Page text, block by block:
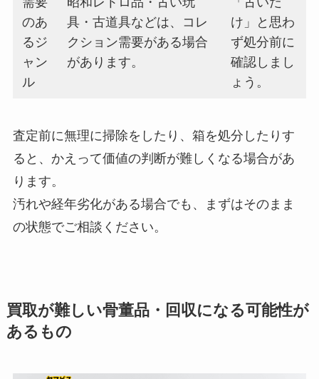
のあ
るジ
ャン
ル
具・古道具などは、コレ
クション需要がある場合
があります。
け」と思わ
ず処分前に
確認しまし
ょう。
査定前に無理に掃除をしたり、箱を処分したりす
ると、かえって価値の判断が難しくなる場合があ
ります。
汚れや経年劣化がある場合でも、まずはそのまま
の状態でご相談ください。
買取が難しい骨董品・回収になる可能性が
あるもの